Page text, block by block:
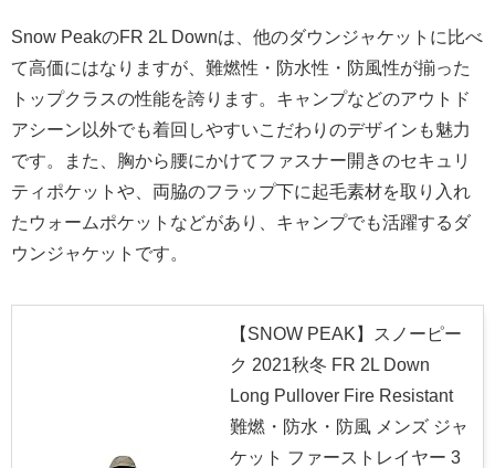
Snow PeakのFR 2L Downは、他のダウンジャケットに比べ
て高価にはなりますが、難燃性・防水性・防風性が揃った
トップクラスの性能を誇ります。キャンプなどのアウトド
アシーン以外でも着回しやすいこだわりのデザインも魅力
です。また、胸から腰にかけてファスナー開きのセキュリ
ティポケットや、両脇のフラップ下に起毛素材を取り入れ
たウォームポケットなどがあり、キャンプでも活躍するダ
ウンジャケットです。
【SNOW PEAK】スノーピー
ク 2021秋冬 FR 2L Down
Long Pullover Fire Resistant
難燃・防水・防風 メンズ ジャ
ケット ファーストレイヤー 3